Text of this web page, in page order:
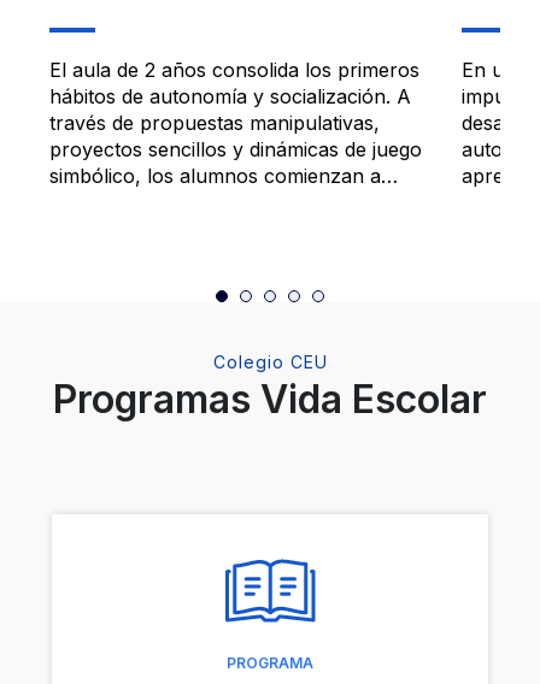
El aula de 2 años consolida los primeros
hábitos de autonomía y socialización. A
través de propuestas manipulativas,
proyectos sencillos y dinámicas de juego
simbólico, los alumnos comienzan a
En un
Colegio CEU
Programas Vida Escolar
PROGRAMA